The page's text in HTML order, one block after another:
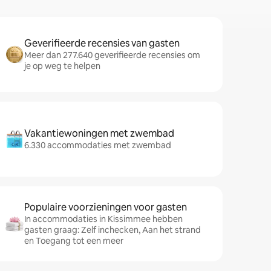
Geverifieerde recensies van gasten
Meer dan 277.640 geverifieerde recensies om
je op weg te helpen
Vakantiewoningen met zwembad
6.330 accommodaties met zwembad
Populaire voorzieningen voor gasten
In accommodaties in Kissimmee hebben
gasten graag: Zelf inchecken, Aan het strand
en Toegang tot een meer